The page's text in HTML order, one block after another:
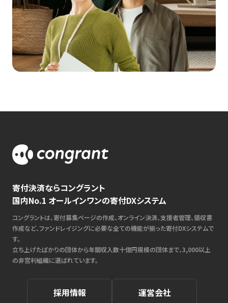
寄付決済ならコングラント
国内No.1 オールインワンの寄付DXシステム
コングラントは、寄付募集ページの作成、オンライン決済、支援者管理、領収書
作成など、ファンドレイジングに必要な全ての機能が揃った寄付DXシステムで
す。
立ち上げたばかりの団体から年間収入数十億円規模の団体まで、3,000以上
の非営利組織に選ばれています。
採用情報 運営会社